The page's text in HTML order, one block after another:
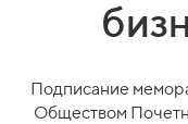
Подписание
Обществом